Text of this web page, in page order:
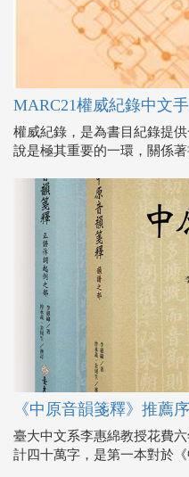
MARC21權威紀錄中文
權威紀錄，是為書目紀錄提
說是極其重要的一環，關係著
《中原音韻箋釋》推薦
臺大中文系李惠綿教授花費
計四十萬字，是第一本對於《